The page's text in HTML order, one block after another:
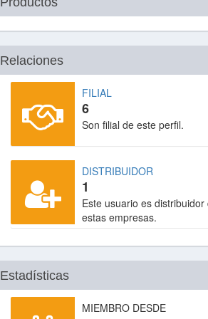
Relaciones
FILIAL
6
Son filial de este perfil.
DISTRIBUIDOR
1
Este usuario es distribuidor
estas empresas.
Estadísticas
MIEMBRO DESDE